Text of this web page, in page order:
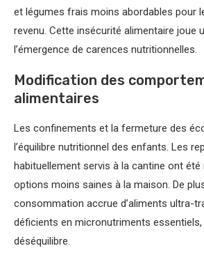
et légumes frais moins abordables pour
revenu. Cette insécurité alimentaire joue
l’émergence de carences nutritionnelles.
Modification des
alimentaires
Les confinements et la fermeture des
l’équilibre nutritionnel des enfants. Les
habituellement servis à la cantine ont été
options moins saines à la maison. De
consommation accrue d’aliments ultra-
déficients en micronutriments essentiels,
déséquilibre.